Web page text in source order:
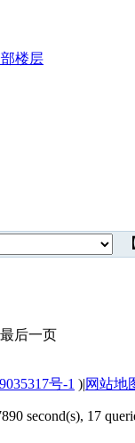
楼层
后一页
号-1 )|网站地
second(s), 17